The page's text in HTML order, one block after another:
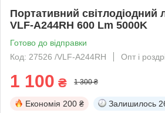
Портативний світлодіодний
VLF-A244RH 600 Lm 5000K
Готово до відправки
Код: 27526 /VLF-A244RH
Опт і
1 100 ₴ 1 300 ₴
Економія 200 ₴ Залишилось